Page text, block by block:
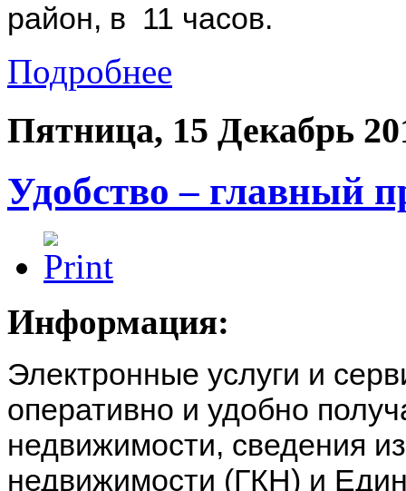
район, в 11 часов.
Подробнее
Пятница, 15 Декабрь
Удобство – главный
Информация:
Электронные услуги и
оперативно и удобно
недвижимости, сведения
недвижимости (ГКН) и